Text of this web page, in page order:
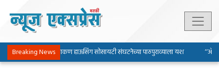
Breaking News
पिंपरी-चिंचवड चाकण हाऊसिंग सोसायटी संघटनेच्या पाठपुराव्याला यश